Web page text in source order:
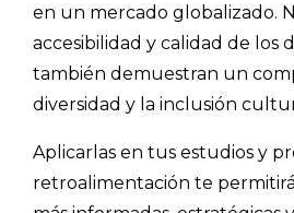
en un mercado globalizado.
accesibilidad y calidad de los
también demuestran un
diversidad y la inclusión
Aplicarlas en tus estudios y
retroalimentación te